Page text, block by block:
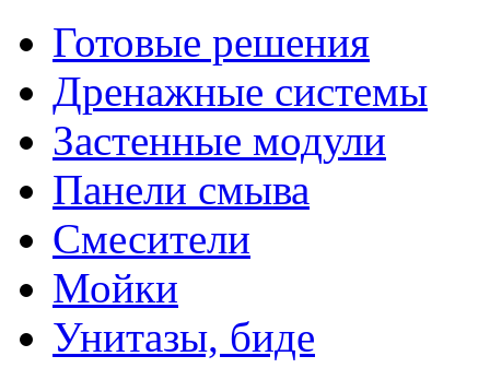
Готовые решения
Дренажные системы
Застенные модули
Панели смыва
Смесители
Мойки
Унитазы, биде